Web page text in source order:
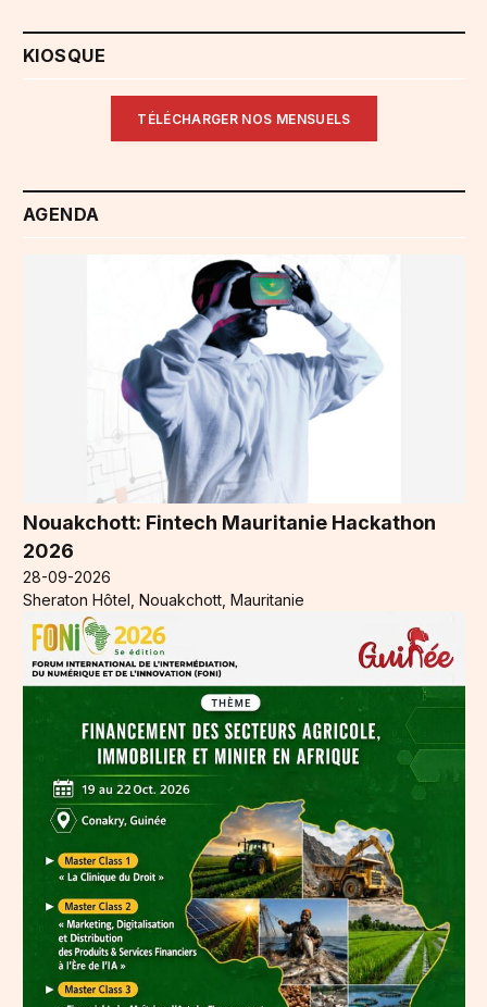
KIOSQUE
TÉLÉCHARGER NOS MENSUELS
AGENDA
Nouakchott: Fintech Mauritanie Hackathon
2026
28-09-2026
Sheraton Hôtel, Nouakchott, Mauritanie